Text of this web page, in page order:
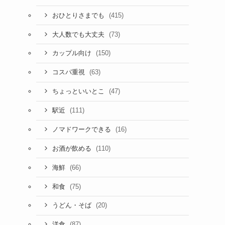
おひとりさまでも (415)
大人数でも大丈夫 (73)
カップル向け (150)
コスパ重視 (63)
ちょっといいとこ (47)
駅近 (111)
ノマドワークできる (16)
お酒が飲める (110)
海鮮 (66)
和食 (75)
うどん・そば (20)